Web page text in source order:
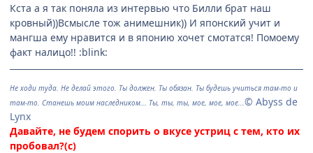
Кста а я так поняла из интервью что Билли брат наш
кровный))Всмысле тож анимешник)) И японский учит и
мангша ему нравится и в японию хочет смотатся! Помоему
факт налицо!! :blink:
Не ходи туда. Не делай этого. Ты должен. Ты обязан. Ты будешь учиться там-то и
там-то. Станешь моим наследником... Ты, ты, ты, мое, мое, мое... © Abyss de
Lynx
Давайте, не будем спорить о вкусе устриц с тем, кто их
пробовал?(с)